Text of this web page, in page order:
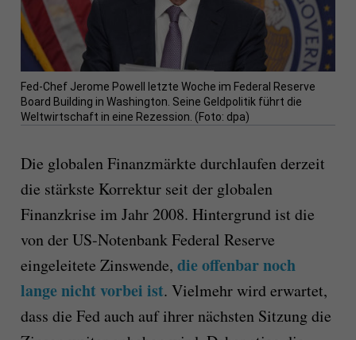
Fed-Chef Jerome Powell letzte Woche im Federal Reserve
Board Building in Washington. Seine Geldpolitik führt die
Weltwirtschaft in eine Rezession. (Foto: dpa)
Die globalen Finanzmärkte durchlaufen derzeit
die stärkste Korrektur seit der globalen
Finanzkrise im Jahr 2008. Hintergrund ist die
von der US-Notenbank Federal Reserve
eingeleitete Zinswende, die offenbar noch
lange nicht vorbei ist. Vielmehr wird erwartet,
dass die Fed auch auf ihrer nächsten Sitzung die